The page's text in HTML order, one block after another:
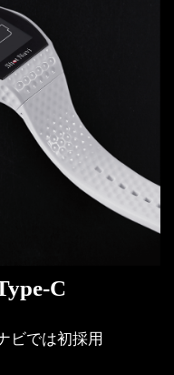
C
ビでは初採用